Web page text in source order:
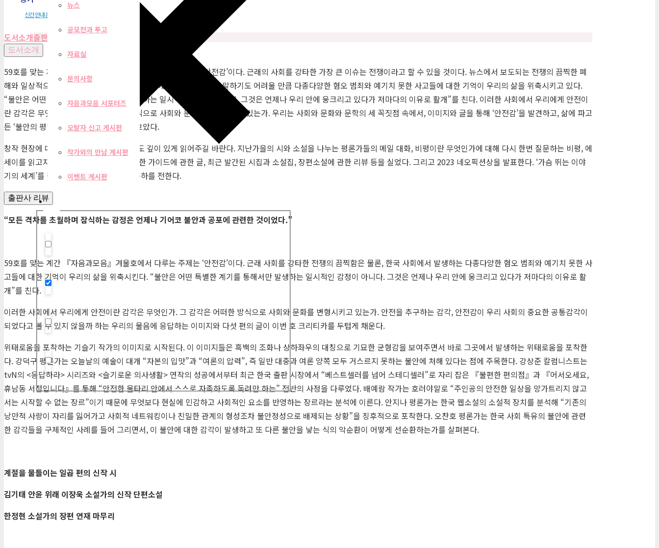
Hidden label
Hidden label
뉴스
공모전과 투고
자료실
문의사항
자음과모음 서포터즈
오탈자 신고 게시판
작가와의 만남 게시판
이벤트 게시판
신간안내문
도서소개출판사 리뷰목차책 속에서
도서소개
59호를 맞는 계간 『자음과모음』겨울호에서 다루는 주제는 ‘안전감’이다. 근래의 사회를 강타한 가장 큰 이슈는 전쟁이라고 할 수 있을 것이다. 뉴스에서 보도되는 전쟁의 끔찍한 폐
해와 일상적으로 경험하는 사건들, 즉 한국 사회에서 발생하는 이루 말하기도 어려울 만큼 다종다양한 혐오 범죄와 예기치 못한 사고들에 대한 기억이 우리의 삶을 위축시키고 있다.
“불안은 어떤 특별한 계기를 통해서만 발생하는 일시적인 감정이 아니다. 그것은 언제나 우리 안에 웅크리고 있다가 저마다의 이유로 활개”를 친다. 이러한 사회에서 우리에게 안전이
란 감각은 무엇인가. 그 감각은 어떠한 방식으로 사회와 문화를 변형시키고 있는가. 우리는 사회와 문화와 문학의 세 꼭짓점 속에서, 이미지와 글을 통해 ‘안전감’을 발견하고, 삶에 파고
든 ‘불안의 평범성’에 관해 이야기를 나눠보았다.
창작 현장에 대한 RE: 문학론 마지막 연재도 깊이 있게 읽어주길 바란다. 지난가을의 시와 소설을 나누는 평론가들의 메일 대화, 비평이란 무엇인가에 대해 다시 한번 질문하는 비평, 에
세이를 읽고자 하는 독자에게 전하는 유쾌한 가이드에 관한 글, 최근 발간된 시집과 소설집, 장편소설에 관한 리뷰 등을 실었다. 그리고 2023 네오픽션상을 발표한다. ‘가슴 뛰는 이야
기의 세계’를 펼친 수상자에게 진심으로 축하를 전한다.
출판사 리뷰
“모든 격차를 초월하며 잠식하는 감정은 언제나 기어코 불안과 공포에 관련한 것이었다.”
59호를 맞는 계간 『자음과모음』겨울호에서 다루는 주제는 ‘안전감’이다. 근래 사회를 강타한 전쟁의 끔찍함은 물론, 한국 사회에서 발생하는 다종다양한 혐오 범죄와 예기치 못한 사
고들에 대한 기억이 우리의 삶을 위축시킨다. “불안은 어떤 특별한 계기를 통해서만 발생하는 일시적인 감정이 아니다. 그것은 언제나 우리 안에 웅크리고 있다가 저마다의 이유로 활
개”를 친다.
이러한 사회에서 우리에게 안전이란 감각은 무엇인가. 그 감각은 어떠한 방식으로 사회와 문화를 변형시키고 있는가. 안전을 추구하는 감각, 안전감이 우리 사회의 중요한 공통감각이
되었다고 볼 수 있지 않을까 하는 우리의 물음에 응답하는 이미지와 다섯 편의 글이 이번 호 크리티카를 두텁게 채운다.
위태로움을 포착하는 기슬기 작가의 이미지로 시작된다. 이 이미지들은 흑백의 조화나 상하좌우의 대칭으로 기묘한 균형감을 보여주면서 바로 그곳에서 발생하는 위태로움을 포착한
다. 강덕구 평론가는 오늘날의 예술이 대개 “자본의 입맛”과 “여론의 압력”, 즉 일반 대중과 여론 양쪽 모두 거스르지 못하는 불안에 처해 있다는 점에 주목한다. 강상준 칼럼니스트는
tvN의 <응답하라> 시리즈와 <슬기로운 의사생활> 연작의 성공에서부터 최근 한국 출판 시장에서 “베스트셀러를 넘어 스테디셀러”로 자리 잡은 『불편한 편의점』과 『어서오세요,
휴남동 서점입니다』를 통해 “안전한 울타리 안에서 스스로 자족하도록 독려만 하는” 전반의 사정을 다루었다. 배예람 작가는 호러야말로 “주인공의 안전한 일상을 망가트리지 않고
서는 시작할 수 없는 장르”이기 때문에 무엇보다 현실에 민감하고 사회적인 요소를 반영하는 장르라는 분석에 이른다. 안지나 평론가는 한국 웹소설의 소설적 장치를 분석해 “기존의
낭만적 사랑이 자리를 잃어가고 사회적 네트워킹이나 친밀한 관계의 형성조차 불안정성으로 배제되는 상황”을 징후적으로 포착한다. 오찬호 평론가는 한국 사회 특유의 불안에 관련
한 감각들을 구체적인 사례를 들어 그리면서, 이 불안에 대한 감각이 발생하고 또 다른 불안을 낳는 식의 악순환이 어떻게 선순환하는가를 살펴본다.
계절을 물들이는 일곱 편의 신작 시
김기태 안윤 위래 이장욱 소설가의 신작 단편소설
한정현 소설가의 장편 연재 마무리